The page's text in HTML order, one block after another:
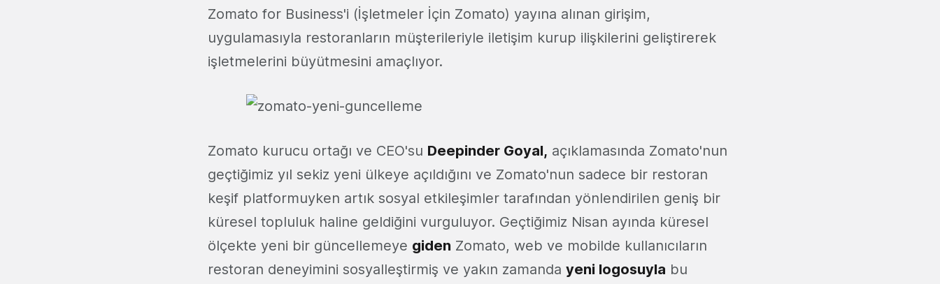
Zomato for Business'i (İşletmeler İçin Zomato) yayına alınan girişim,
uygulamasıyla restoranların müşterileriyle iletişim kurup ilişkilerini geliştirerek
işletmelerini büyütmesini amaçlıyor.
Zomato kurucu ortağı ve CEO'su Deepinder Goyal, açıklamasında Zomato'nun
geçtiğimiz yıl sekiz yeni ülkeye açıldığını ve Zomato'nun sadece bir restoran
keşif platformuyken artık sosyal etkileşimler tarafından yönlendirilen geniş bir
küresel topluluk haline geldiğini vurguluyor. Geçtiğimiz Nisan ayında küresel
ölçekte yeni bir güncellemeye giden Zomato, web ve mobilde kullanıcıların
restoran deneyimini sosyalleştirmiş ve yakın zamanda yeni logosuyla bu